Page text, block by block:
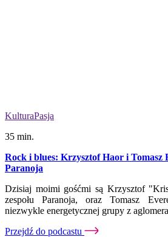
KulturaPasja
35 min.
Rock i blues: Krzysztof Haor i Tomasz
Paranoja
Dzisiaj moimi gośćmi są Krzysztof
zespołu Paranoja, oraz Tomasz
niezwykle energetycznej grupy z
Przejdź do podcastu